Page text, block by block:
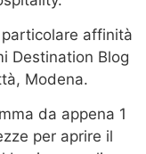
affinità
Destination Blog
Modena.
da appena 1
per aprire il